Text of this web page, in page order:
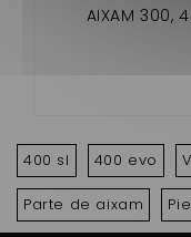
AIXAM 300,
400 sl 400 evo
Parte de aixam